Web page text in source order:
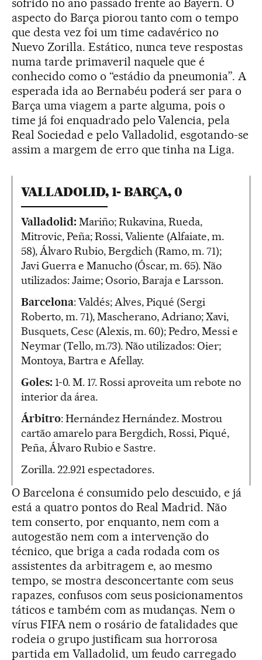
sofrido no ano passado frente ao Bayern. O
aspecto do Barça piorou tanto com o tempo
que desta vez foi um time cadavérico no
Nuevo Zorilla. Estático, nunca teve respostas
numa tarde primaveril naquele que é
conhecido como o “estádio da pneumonia”. A
esperada ida ao Bernabéu poderá ser para o
Barça uma viagem a parte alguma, pois o
time já foi enquadrado pelo Valencia, pela
Real Sociedad e pelo Valladolid, esgotando-se
assim a margem de erro que tinha na Liga.
VALLADOLID, 1- BARÇA, 0
Valladolid: Mariño; Rukavina, Rueda,
Mitrovic, Peña; Rossi, Valiente (Alfaiate, m.
58), Álvaro Rubio, Bergdich (Ramo, m. 71);
Javi Guerra e Manucho (Óscar, m. 65). Não
utilizados: Jaime; Osorio, Baraja e Larsson.
Barcelona: Valdés; Alves, Piqué (Sergi
Roberto, m. 71), Mascherano, Adriano; Xavi,
Busquets, Cesc (Alexis, m. 60); Pedro, Messi e
Neymar (Tello, m.73). Não utilizados: Oier;
Montoya, Bartra e Afellay.
Goles: 1-0. M. 17. Rossi aproveita um rebote no
interior da área.
Árbitro: Hernández Hernández. Mostrou
cartão amarelo para Bergdich, Rossi, Piqué,
Peña, Álvaro Rubio e Sastre.
Zorilla. 22.921 espectadores.
O Barcelona é consumido pelo descuido, e já
está a quatro pontos do Real Madrid. Não
tem conserto, por enquanto, nem com a
autogestão nem com a intervenção do
técnico, que briga a cada rodada com os
assistentes da arbitragem e, ao mesmo
tempo, se mostra desconcertante com seus
rapazes, confusos com seus posicionamentos
táticos e também com as mudanças. Nem o
vírus FIFA nem o rosário de fatalidades que
rodeia o grupo justificam sua horrorosa
partida em Valladolid, um feudo carregado